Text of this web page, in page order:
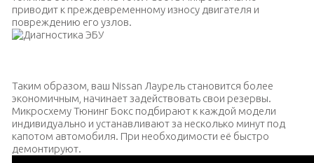
приводит к преждевременному износу двигателя и
повреждению его узлов.
Таким образом, ваш Nissan Лаурель становится более
экономичным, начинает задействовать свои резервы.
Микросхему Тюнинг Бокс подбирают к каждой модели
индивидуально и устанавливают за несколько минут под
капотом автомобиля. При необходимости её быстро
демонтируют.